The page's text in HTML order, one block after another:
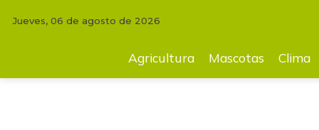
El uso de tecnología es clave para competir en
Jueves, 06 de agosto de 2026
Agricultura Mascotas Clima